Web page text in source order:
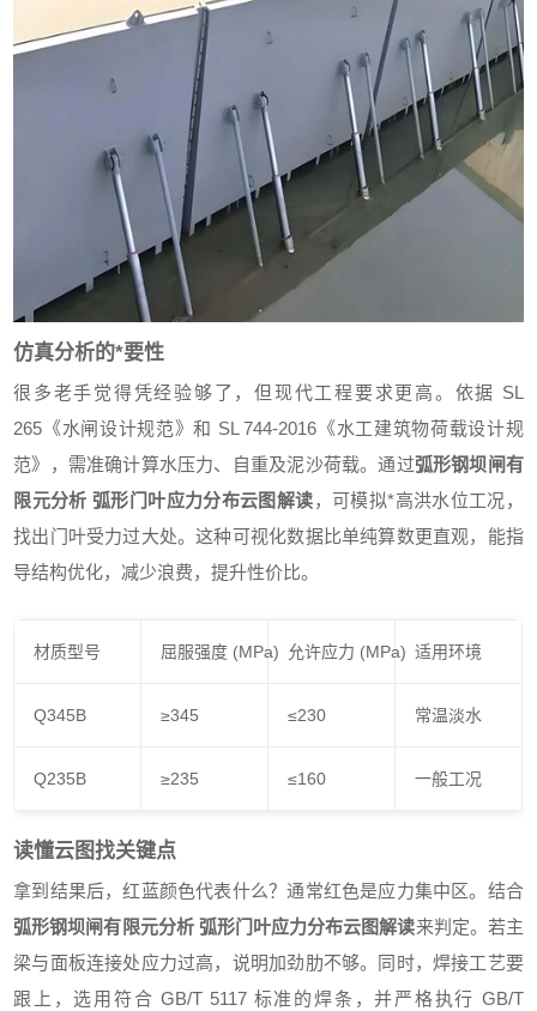
仿真分析的*要性
很多老手觉得凭经验够了，但现代工程要求更高。依据 SL
265《水闸设计规范》和 SL 744-2016《水工建筑物荷载设计规
范》，需准确计算水压力、自重及泥沙荷载。通过弧形钢坝闸有
限元分析 弧形门叶应力分布云图解读，可模拟*高洪水位工况，
找出门叶受力过大处。这种可视化数据比单纯算数更直观，能指
导结构优化，减少浪费，提升性价比。
材质型号 屈服强度 (MPa) 允许应力 (MPa) 适用环境
Q345B ≥345 ≤230 常温淡水
Q235B ≥235 ≤160 一般工况
读懂云图找关键点
拿到结果后，红蓝颜色代表什么？通常红色是应力集中区。结合
弧形钢坝闸有限元分析 弧形门叶应力分布云图解读来判定。若主
梁与面板连接处应力过高，说明加劲肋不够。同时，焊接工艺要
跟上，选用符合 GB/T 5117 标准的焊条，并严格执行 GB/T